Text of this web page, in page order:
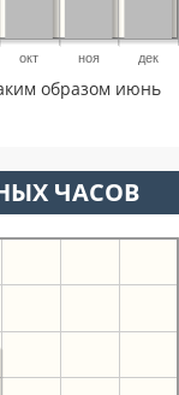
окт ноя дек
образом июнь
ЧАСОВ